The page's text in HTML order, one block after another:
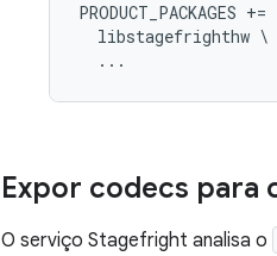
PRODUCT_PACKAGES
  libstagefrighthw \
Expor codecs para
O serviço Stagefright analisa o